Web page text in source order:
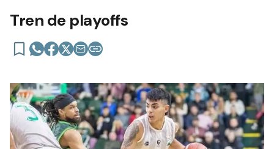
Tren de playoffs